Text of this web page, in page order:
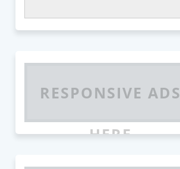
RESPONSIVE ADS
HERE